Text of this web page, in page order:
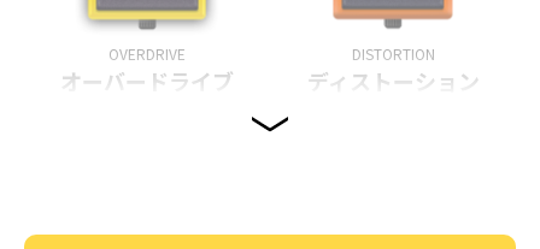
OVERDRIVE
オーバードライブ
DISTORTION
ディストーション